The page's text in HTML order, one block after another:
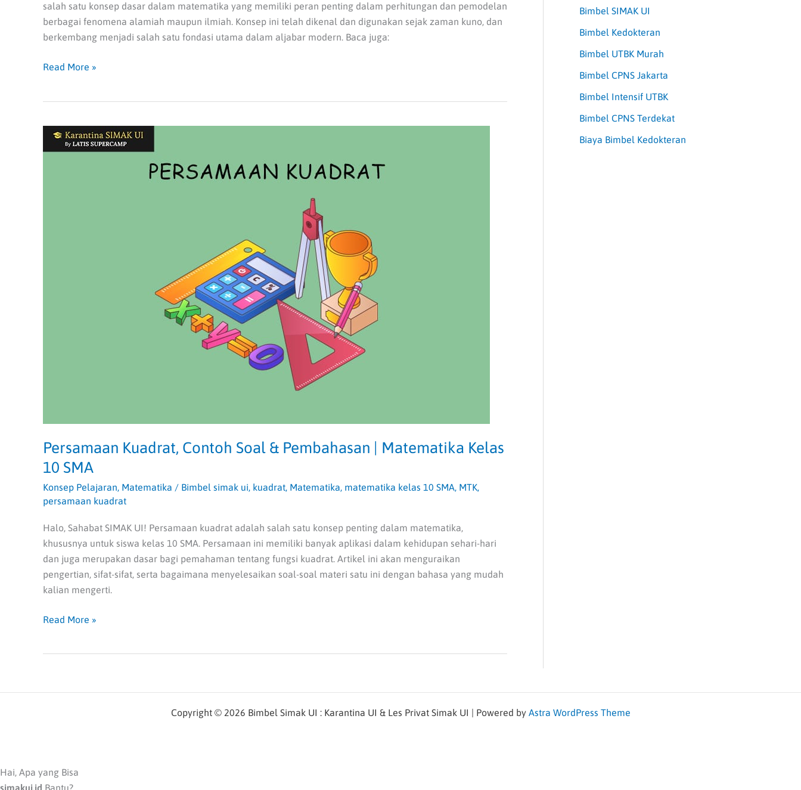
salah satu konsep dasar dalam matematika yang memiliki peran penting dalam perhitungan dan pemodelan
berbagai fenomena alamiah maupun ilmiah. Konsep ini telah dikenal dan digunakan sejak zaman kuno, dan
berkembang menjadi salah satu fondasi utama dalam aljabar modern. Baca juga:
Read More »
Persamaan Kuadrat, Contoh Soal & Pembahasan | Matematika Kelas
10 SMA
Konsep Pelajaran, Matematika / Bimbel simak ui, kuadrat, Matematika, matematika kelas 10 SMA, MTK,
persamaan kuadrat
Halo, Sahabat SIMAK UI! Persamaan kuadrat adalah salah satu konsep penting dalam matematika,
khususnya untuk siswa kelas 10 SMA. Persamaan ini memiliki banyak aplikasi dalam kehidupan sehari-hari
dan juga merupakan dasar bagi pemahaman tentang fungsi kuadrat. Artikel ini akan menguraikan
pengertian, sifat-sifat, serta bagaimana menyelesaikan soal-soal materi satu ini dengan bahasa yang mudah
kalian mengerti.
Persamaan
Kuadrat,
Read More »
Bimbel SIMAK UI
Bimbel Kedokteran
Bimbel UTBK Murah
Bimbel CPNS Jakarta
Bimbel Intensif UTBK
Bimbel CPNS Terdekat
Biaya Bimbel Kedokteran
Copyright © 2026 Bimbel Simak UI : Karantina UI & Les Privat Simak UI | Powered by Astra WordPress Theme
Hai, Apa yang Bisa